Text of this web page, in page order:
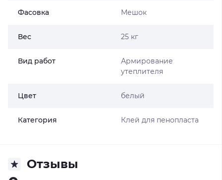
Фасовка Мешок
Вес 25 кг
Вид работ
Армирование
утеплителя
Цвет белый
Категория Клей для пенопласта
Отзывы